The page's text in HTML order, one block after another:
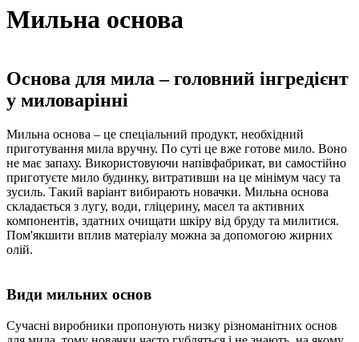
Мильна основа
Основа для мила – головний інгредієнт
у миловарінні
Мильна основа – це спеціальний продукт, необхідний
приготування мила вручну. По суті це вже готове мило. Воно
не має запаху. Використовуючи напівфабрикат, ви самостійно
приготуєте мило будинку, витративши на це мінімум часу та
зусиль. Такий варіант вибирають новачки. Мильна основа
складається з лугу, води, гліцерину, масел та активних
компонентів, здатних очищати шкіру від бруду та милитися.
Пом'якшити вплив матеріалу можна за допомогою жирних
олій.
Види мильних основ
Сучасні виробники пропонують низку різноманітних основ